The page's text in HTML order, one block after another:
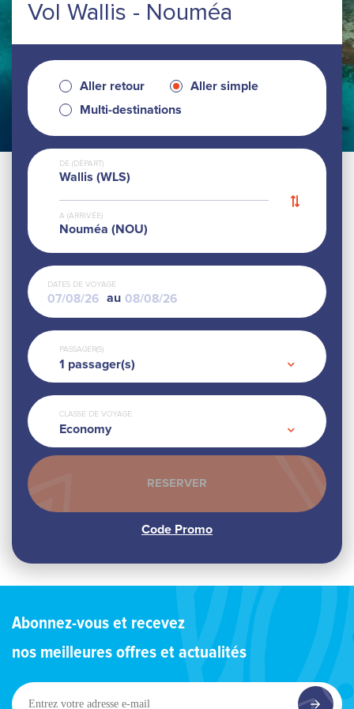
Vol Wallis - Nouméa
Aller retour
Aller simple
Multi-destinations
DE (DÉPART)
Wallis (WLS)
A (ARRIVÉE)
Nouméa (NOU)
DATES DE VOYAGE
au
PASSAGER(S)
1 passager(s)
CLASSE DE VOYAGE
Economy
Abonnez-vous et recevez
nos meilleures offres et actualités
Entrez